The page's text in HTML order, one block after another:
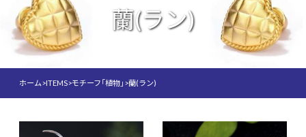
蘭(ラン)
ホーム>ITEMS>モチーフ「植物」>蘭(ラン)